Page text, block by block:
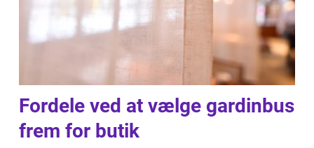
Fordele ved at vælge gardinbus
frem for butik